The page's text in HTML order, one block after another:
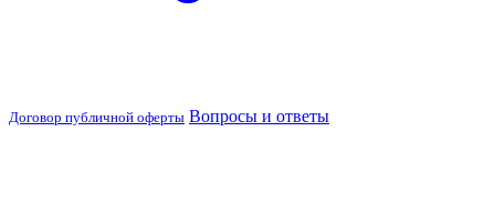
Договор публичной оферты Вопросы и ответы